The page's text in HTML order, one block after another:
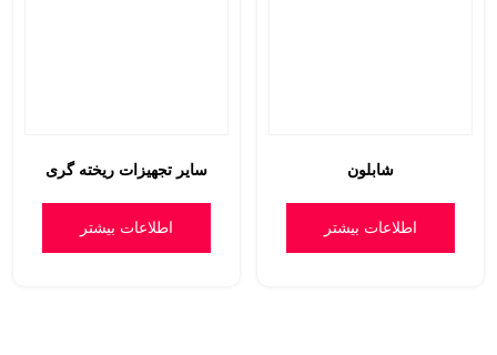
شابلون
اطلاعات بیشتر
سایر تجهیزات ریخته گری
اطلاعات بیشتر